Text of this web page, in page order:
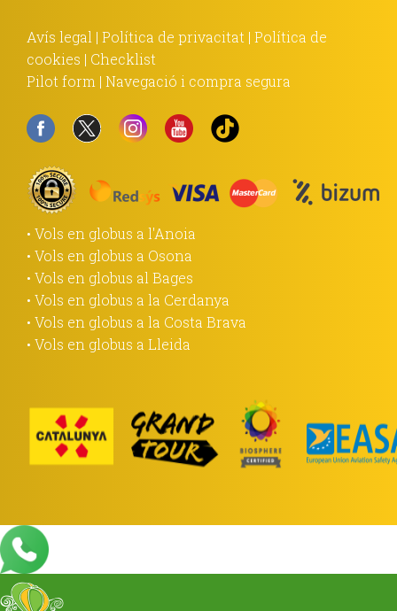
Avís legal | Política de privacitat | Política de
cookies | Checklist
Pilot form | Navegació i compra segura
• Vols en globus a l'Anoia
• Vols en globus a Osona
• Vols en globus al Bages
• Vols en globus a la Cerdanya
• Vols en globus a la Costa Brava
• Vols en globus a Lleida